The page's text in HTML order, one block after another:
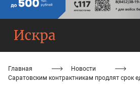
Главная
Новости
Саратовским контрактникам продлят срок